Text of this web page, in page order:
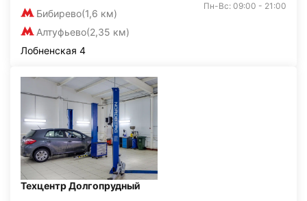
Бибирево(1,6 км)
Алтуфьево(2,35 км)
Пн-Вс: 09:00 - 21:00
Лобненская 4
Техцентр Долгопрудный